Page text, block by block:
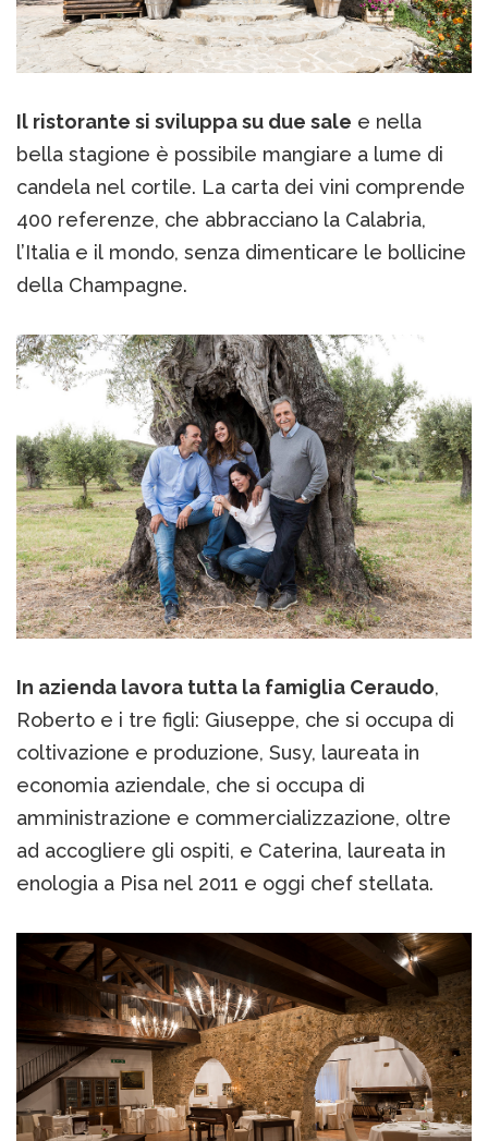
Il ristorante si sviluppa su due sale e nella
bella stagione è possibile mangiare a lume di
candela nel cortile. La carta dei vini comprende
400 referenze, che abbracciano la Calabria,
l’Italia e il mondo, senza dimenticare le bollicine
della Champagne.
In azienda lavora tutta la famiglia Ceraudo,
Roberto e i tre figli: Giuseppe, che si occupa di
coltivazione e produzione, Susy, laureata in
economia aziendale, che si occupa di
amministrazione e commercializzazione, oltre
ad accogliere gli ospiti, e Caterina, laureata in
enologia a Pisa nel 2011 e oggi chef stellata.